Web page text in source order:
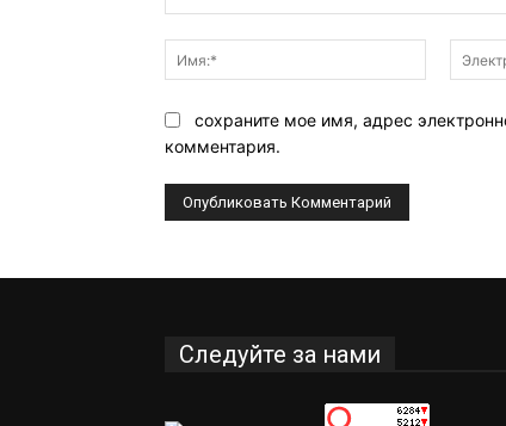
Имя:*
сохраните мое имя, адрес
комментария.
Следуйте за нами